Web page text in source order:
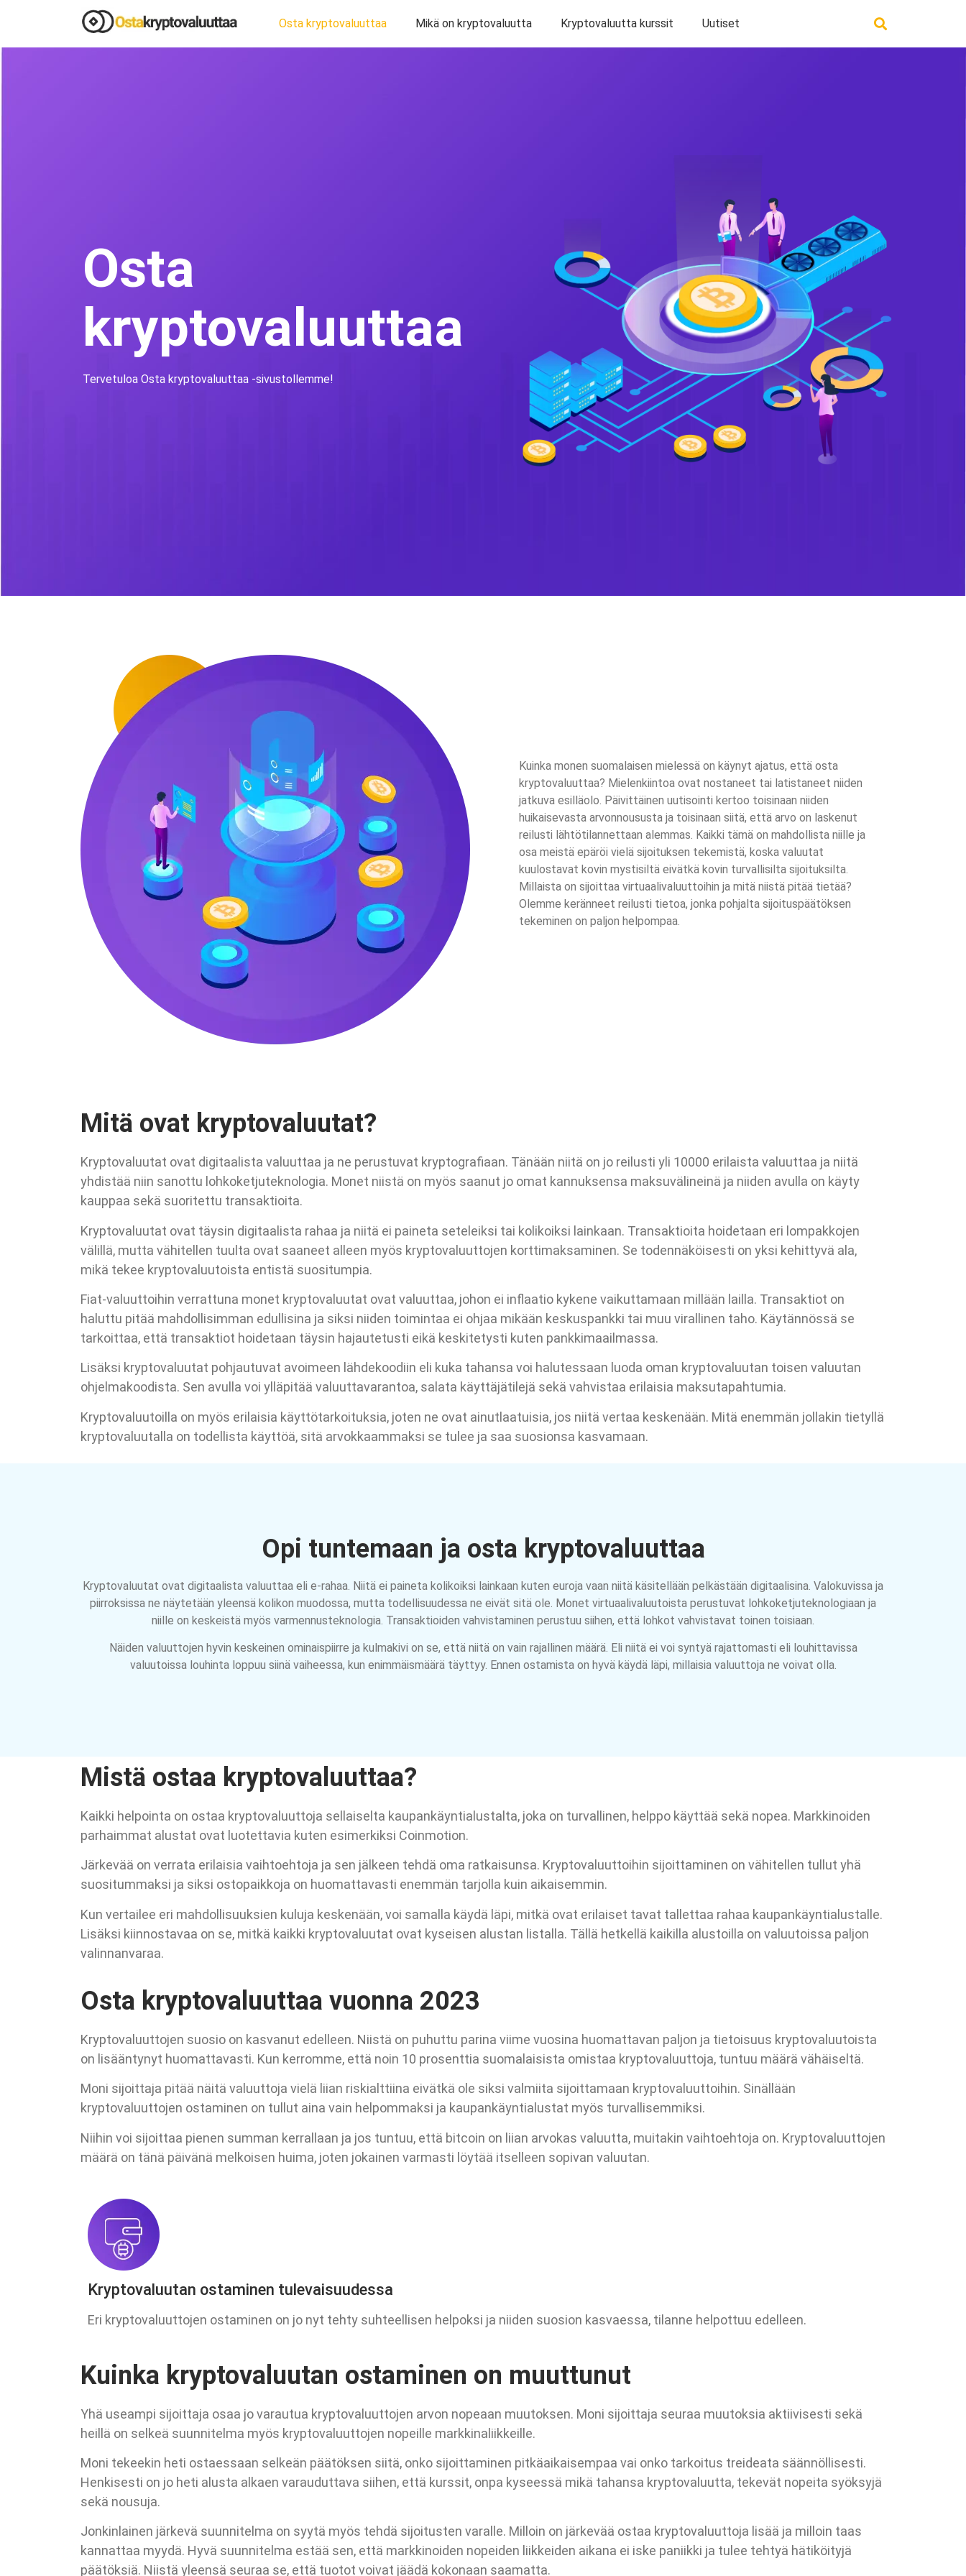
Osta kryptovaluuttaa Mikä on kryptovaluutta Kryptovaluutta kurssit Uutiset
Osta
kryptovaluuttaa
Tervetuloa Osta kryptovaluuttaa -sivustollemme!
Kuinka monen suomalaisen mielessä on käynyt ajatus, että osta
kryptovaluuttaa? Mielenkiintoa ovat nostaneet tai latistaneet niiden
jatkuva esilläolo. Päivittäinen uutisointi kertoo toisinaan niiden
huikaisevasta arvonnoususta ja toisinaan siitä, että arvo on laskenut
reilusti lähtötilannettaan alemmas. Kaikki tämä on mahdollista niille ja
osa meistä epäröi vielä sijoituksen tekemistä, koska valuutat
kuulostavat kovin mystisiltä eivätkä kovin turvallisilta sijoituksilta.
Millaista on sijoittaa virtuaalivaluuttoihin ja mitä niistä pitää tietää?
Olemme keränneet reilusti tietoa, jonka pohjalta sijoituspäätöksen
tekeminen on paljon helpompaa.
Mitä ovat kryptovaluutat?
Kryptovaluutat ovat digitaalista valuuttaa ja ne perustuvat kryptografiaan. Tänään niitä on jo reilusti yli 10000 erilaista valuuttaa ja niitä
yhdistää niin sanottu lohkoketjuteknologia. Monet niistä on myös saanut jo omat kannuksensa maksuvälineinä ja niiden avulla on käyty
kauppaa sekä suoritettu transaktioita.
Kryptovaluutat ovat täysin digitaalista rahaa ja niitä ei paineta seteleiksi tai kolikoiksi lainkaan. Transaktioita hoidetaan eri lompakkojen
välillä, mutta vähitellen tuulta ovat saaneet alleen myös kryptovaluuttojen korttimaksaminen. Se todennäköisesti on yksi kehittyvä ala,
mikä tekee kryptovaluutoista entistä suositumpia.
Fiat-valuuttoihin verrattuna monet kryptovaluutat ovat valuuttaa, johon ei inflaatio kykene vaikuttamaan millään lailla. Transaktiot on
haluttu pitää mahdollisimman edullisina ja siksi niiden toimintaa ei ohjaa mikään keskuspankki tai muu virallinen taho. Käytännössä se
tarkoittaa, että transaktiot hoidetaan täysin hajautetusti eikä keskitetysti kuten pankkimaailmassa.
Lisäksi kryptovaluutat pohjautuvat avoimeen lähdekoodiin eli kuka tahansa voi halutessaan luoda oman kryptovaluutan toisen valuutan
ohjelmakoodista. Sen avulla voi ylläpitää valuuttavarantoa, salata käyttäjätilejä sekä vahvistaa erilaisia maksutapahtumia.
Kryptovaluutoilla on myös erilaisia käyttötarkoituksia, joten ne ovat ainutlaatuisia, jos niitä vertaa keskenään. Mitä enemmän jollakin tietyllä
kryptovaluutalla on todellista käyttöä, sitä arvokkaammaksi se tulee ja saa suosionsa kasvamaan.
Opi tuntemaan ja osta kryptovaluuttaa
Kryptovaluutat ovat digitaalista valuuttaa eli e-rahaa. Niitä ei paineta kolikoiksi lainkaan kuten euroja vaan niitä käsitellään pelkästään digitaalisina. Valokuvissa ja
piirroksissa ne näytetään yleensä kolikon muodossa, mutta todellisuudessa ne eivät sitä ole. Monet virtuaalivaluutoista perustuvat lohkoketjuteknologiaan ja
niille on keskeistä myös varmennusteknologia. Transaktioiden vahvistaminen perustuu siihen, että lohkot vahvistavat toinen toisiaan.
Näiden valuuttojen hyvin keskeinen ominaispiirre ja kulmakivi on se, että niitä on vain rajallinen määrä. Eli niitä ei voi syntyä rajattomasti eli louhittavissa
valuutoissa louhinta loppuu siinä vaiheessa, kun enimmäismäärä täyttyy. Ennen ostamista on hyvä käydä läpi, millaisia valuuttoja ne voivat olla.
Mistä ostaa kryptovaluuttaa?
Kaikki helpointa on ostaa kryptovaluuttoja sellaiselta kaupankäyntialustalta, joka on turvallinen, helppo käyttää sekä nopea. Markkinoiden
parhaimmat alustat ovat luotettavia kuten esimerkiksi Coinmotion.
Järkevää on verrata erilaisia vaihtoehtoja ja sen jälkeen tehdä oma ratkaisunsa. Kryptovaluuttoihin sijoittaminen on vähitellen tullut yhä
suositummaksi ja siksi ostopaikkoja on huomattavasti enemmän tarjolla kuin aikaisemmin.
Kun vertailee eri mahdollisuuksien kuluja keskenään, voi samalla käydä läpi, mitkä ovat erilaiset tavat tallettaa rahaa kaupankäyntialustalle.
Lisäksi kiinnostavaa on se, mitkä kaikki kryptovaluutat ovat kyseisen alustan listalla. Tällä hetkellä kaikilla alustoilla on valuutoissa paljon
valinnanvaraa.
Osta kryptovaluuttaa vuonna 2023
Kryptovaluuttojen suosio on kasvanut edelleen. Niistä on puhuttu parina viime vuosina huomattavan paljon ja tietoisuus kryptovaluutoista
on lisääntynyt huomattavasti. Kun kerromme, että noin 10 prosenttia suomalaisista omistaa kryptovaluuttoja, tuntuu määrä vähäiseltä.
Moni sijoittaja pitää näitä valuuttoja vielä liian riskialttiina eivätkä ole siksi valmiita sijoittamaan kryptovaluuttoihin. Sinällään
kryptovaluuttojen ostaminen on tullut aina vain helpommaksi ja kaupankäyntialustat myös turvallisemmiksi.
Niihin voi sijoittaa pienen summan kerrallaan ja jos tuntuu, että bitcoin on liian arvokas valuutta, muitakin vaihtoehtoja on. Kryptovaluuttojen
määrä on tänä päivänä melkoisen huima, joten jokainen varmasti löytää itselleen sopivan valuutan.
Kryptovaluutan ostaminen tulevaisuudessa
Eri kryptovaluuttojen ostaminen on jo nyt tehty suhteellisen helpoksi ja niiden suosion kasvaessa, tilanne helpottuu edelleen.
Kuinka kryptovaluutan ostaminen on muuttunut
Yhä useampi sijoittaja osaa jo varautua kryptovaluuttojen arvon nopeaan muutoksen. Moni sijoittaja seuraa muutoksia aktiivisesti sekä
heillä on selkeä suunnitelma myös kryptovaluuttojen nopeille markkinaliikkeille.
Moni tekeekin heti ostaessaan selkeän päätöksen siitä, onko sijoittaminen pitkäaikaisempaa vai onko tarkoitus treideata säännöllisesti.
Henkisesti on jo heti alusta alkaen varauduttava siihen, että kurssit, onpa kyseessä mikä tahansa kryptovaluutta, tekevät nopeita syöksyjä
sekä nousuja.
Jonkinlainen järkevä suunnitelma on syytä myös tehdä sijoitusten varalle. Milloin on järkevää ostaa kryptovaluuttoja lisää ja milloin taas
kannattaa myydä. Hyvä suunnitelma estää sen, että markkinoiden nopeiden liikkeiden aikana ei iske paniikki ja tulee tehtyä hätiköityjä
päätöksiä. Niistä yleensä seuraa se, että tuotot voivat jäädä kokonaan saamatta.